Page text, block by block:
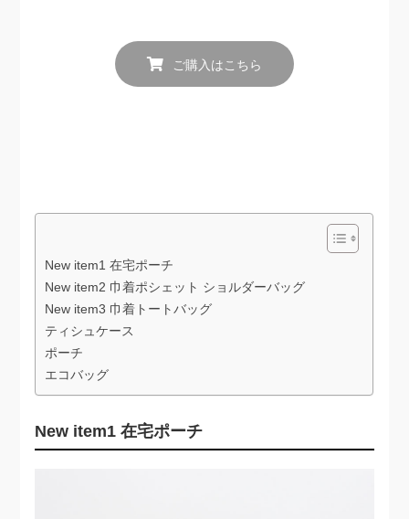
ご購入はこちら
New item1 在宅ポーチ
New item2 巾着ポシェット ショルダーバッグ
New item3 巾着トートバッグ
ティシュケース
ポーチ
エコバッグ
New item1 在宅ポーチ